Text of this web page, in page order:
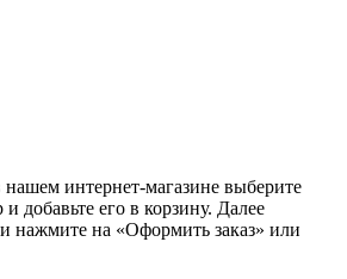
интернет-магазине выберите
добавьте его в корзину. Далее
нажмите на «Оформить заказ» или